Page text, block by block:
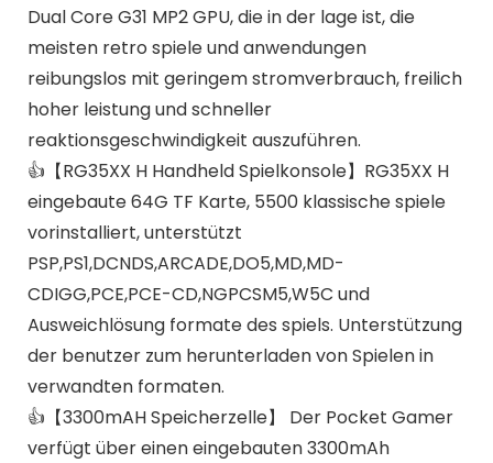
Dual Core G31 MP2 GPU, die in der lage ist, die
meisten retro spiele und anwendungen
reibungslos mit geringem stromverbrauch, freilich
hoher leistung und schneller
reaktionsgeschwindigkeit auszuführen.
👍【RG35XX H Handheld Spielkonsole】RG35XX H
eingebaute 64G TF Karte, 5500 klassische spiele
vorinstalliert, unterstützt
PSP,PS1,DCNDS,ARCADE,DO5,MD,MD-
CDIGG,PCE,PCE-CD,NGPCSM5,W5C und
Ausweichlösung formate des spiels. Unterstützung
der benutzer zum herunterladen von Spielen in
verwandten formaten.
👍【3300mAH Speicherzelle】 Der Pocket Gamer
verfügt über einen eingebauten 3300mAh